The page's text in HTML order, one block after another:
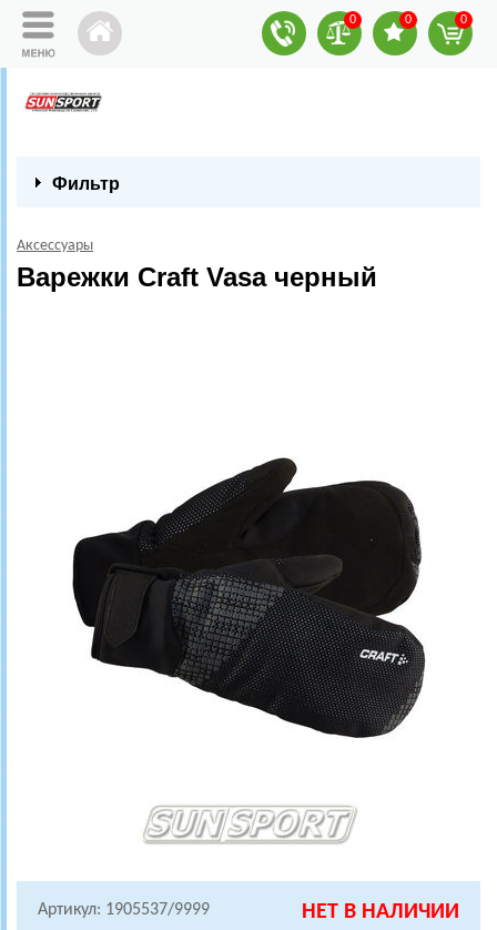
0 0 0
Фильтр
Аксессуары
Варежки Craft Vasa черный
Артикул: 1905537/9999 НЕТ В НАЛИЧИИ